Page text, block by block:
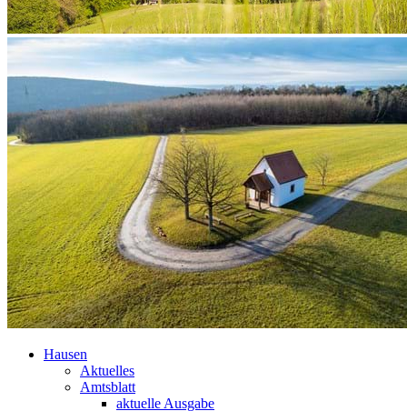
Hausen
Aktuelles
Amtsblatt
aktuelle Ausgabe